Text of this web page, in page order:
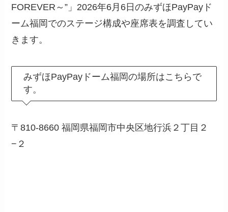
FOREVER～”」2026年6月6日のみずほPayPayド
ーム福岡でのステージ構成や座席表を調査してい
きます。
みずほPayPayドーム福岡の場所はこちらで
す。
〒810-8660 福岡県福岡市中央区地行浜２丁目２
−２